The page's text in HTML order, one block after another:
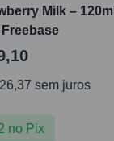
Milk – 120ml
26,37 sem juros
no Pix